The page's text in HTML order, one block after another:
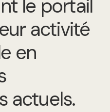
le portail
activité
en
actuels.